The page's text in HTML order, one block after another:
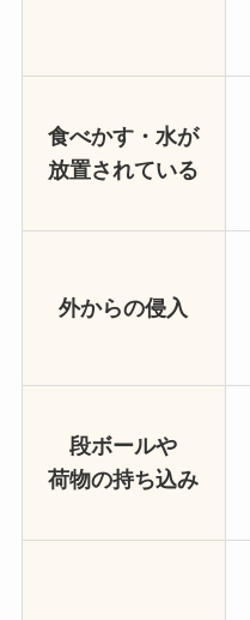
食べかす・水が
放置されている
外からの侵入
段ボールや
荷物の持ち込み